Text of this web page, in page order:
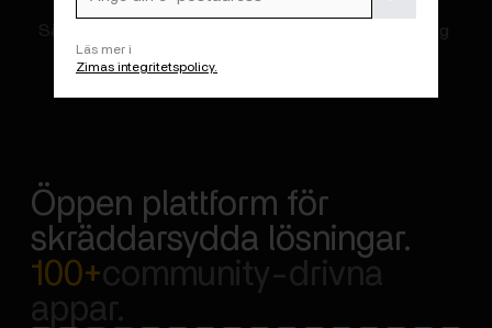
Säker lokal kontroll för ett smartare hem. Övervakning
Öppen plattform för
skräddarsydda lösningar.
100+community-drivna
appar.
Läs mer i
Zimas integritetspolicy.